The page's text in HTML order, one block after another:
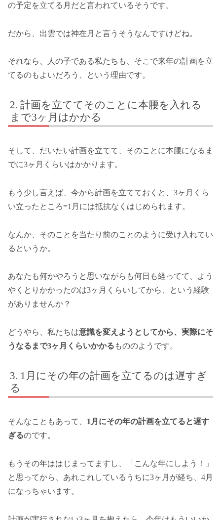
の予定を立てる月だと言われているそうです。
だから、出雲では神在月と言うそうなんですけどね。
それなら、人の子である私たちも、そこで来年の計画を立
てるのもよいだろう、という理由です。
計画を立ててそのことに本腰を入れる
まで3ヶ月はかかる
そして、だいたい計画を立てて、そのことに本腰になるま
でに3ヶ月くらいはかかります。
もう少し言えば、今から計画を立てておくと、3ヶ月くら
い立ったところ=1月には抵抗なくはじめられます。
なんか、そのことを当たり前のことのように受け入れてい
るというか。
あなたも何かやろうと思いながらも何日も経ってて、よう
やくとりかかったのは3ヶ月くらいしてから、という経験
がありませんか？
どうやら、私たちは意識を変えようとしてから、実際にそ
うなるまで3ヶ月くらいかかる もののようです。
1月にその年の計画を立てるのは遅すぎ
る
そんなこともあって、 1月にその年の計画を立てると遅す
ぎるのです。
もうその年ははじまってますし、「こんな年にしよう！」
と思ってから、あれこれしているうちに3ヶ月が経ち、4月
になっちゃいます。